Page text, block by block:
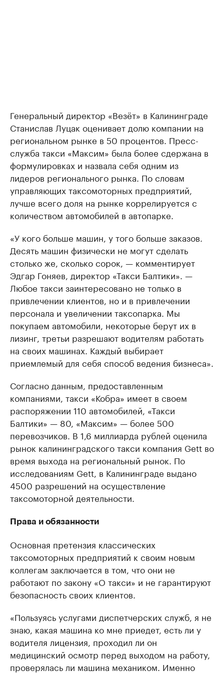
Генеральный директор «Везёт» в Калининграде
Станислав Луцак оценивает долю компании на
региональном рынке в 50 процентов. Пресс-
служба такси «Максим» была более сдержана в
формулировках и назвала себя одним из
лидеров регионального рынка. По словам
управляющих таксомоторных предприятий,
лучше всего доля на рынке коррелируется с
количеством автомобилей в автопарке.
«У кого больше машин, у того больше заказов.
Десять машин физически не могут сделать
столько же, сколько сорок, — комментирует
Эдгар ­Гоняев, директор «Такси Балтики». —
Любое такси заинтересовано не только в
привлечении клиентов, но и в привлечении
персонала и увеличении таксопарка. Мы
покупаем автомобили, некоторые берут их в
лизинг, третьи разрешают водителям работать
на своих машинах. Каждый выбирает
приемлемый для себя способ ведения бизнеса».
Согласно данным, предоставленным
компаниями, такси «Кобра» имеет в своем
распоряжении 110 автомобилей, «Такси
Балтики» — 80, «Максим» — более 500
перевозчиков. В 1,6 миллиарда рублей оценила
рынок калининградского такси компания Gett во
время выхода на региональный рынок. По
исследованиям Gett, в Калининграде выдано
4500 разрешений на осуществление
таксомоторной деятельности.
Права и обязанности
Основная претензия классических
таксомоторных предприятий к своим новым
коллегам заключается в том, что они не
работают по закону «О такси» и не гарантируют
безопасность своих клиентов.
«Пользуясь услугами диспетчерских служб, я не
знаю, какая машина ко мне приедет, есть ли у
водителя лицензия, проходил ли он
медицинский осмотр перед выходом на работу,
проверялась ли машина механиком. Именно